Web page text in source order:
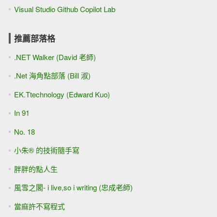
Visual Studio Github Copilot Lab
推薦部落格
.NET Walker (David 老師)
.Net 海角點部落 (Bill 淑)
EK.Ttechnology (Edward Kuo)
In 91
No. 18
小朱® 的技術隨手寫
胖胖的點人生
風雪之閣- i live,so i writing (忠成老師)
當麻許不寫程式